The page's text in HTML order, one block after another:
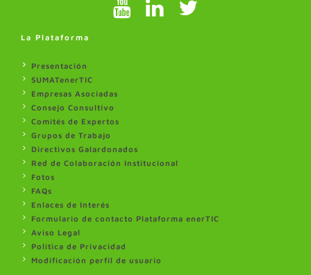
La Plataforma
Presentación
SUMATenerTIC
Empresas Asociadas
Consejo Consultivo
Comités de Expertos
Grupos de Trabajo
Directivos Galardonados
Red de Colaboración Institucional
Fotos
FAQs
Enlaces de Interés
Formulario de contacto Plataforma enerTIC
Aviso Legal
Politica de Privacidad
Modificación perfil de usuario